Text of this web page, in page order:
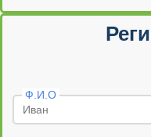
Ф.И.О